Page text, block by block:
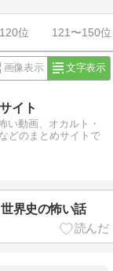
位 121〜150位
画像表示 文字表示
イト
い動画、オカルト・
どのまとめサイトで
世界史の怖い話